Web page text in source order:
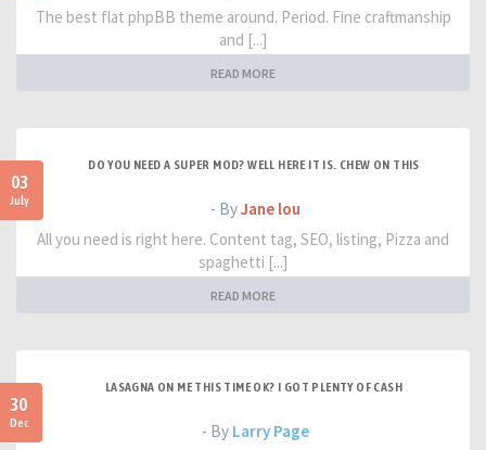
The best flat phpBB theme around. Period. Fine craftmanship
and [...]
READ MORE
03
July
DO YOU NEED A SUPER MOD? WELL HERE IT IS. CHEW ON THIS
- ByJane lou
All you need is right here. Content tag, SEO, listing, Pizza and
spaghetti [...]
READ MORE
30
Dec
LASAGNA ON ME THIS TIME OK? I GOT PLENTY OF CASH
- By Larry Page